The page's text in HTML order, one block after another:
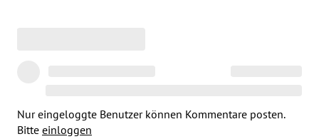
Nur eingeloggte Benutzer können Kommentare posten.
Bitte einloggen